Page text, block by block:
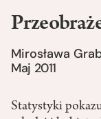
Mirosława
Maj 2011
Statystyki